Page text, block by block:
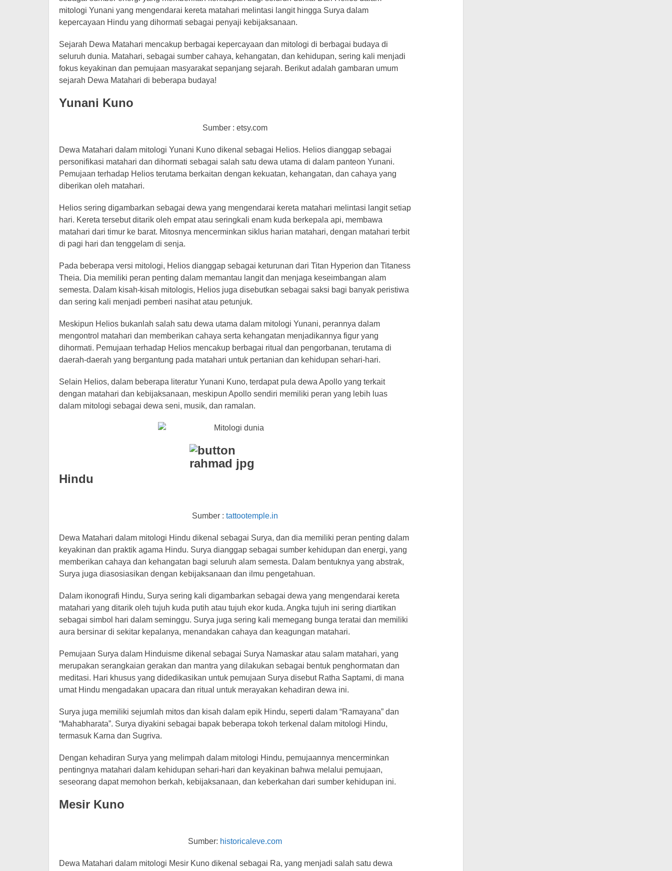
mitologi Yunani yang mengendarai kereta matahari melintasi langit hingga Surya dalam
kepercayaan Hindu yang dihormati sebagai penyaji kebijaksanaan.
Sejarah Dewa Matahari mencakup berbagai kepercayaan dan mitologi di berbagai budaya di
seluruh dunia. Matahari, sebagai sumber cahaya, kehangatan, dan kehidupan, sering kali menjadi
fokus keyakinan dan pemujaan masyarakat sepanjang sejarah. Berikut adalah gambaran umum
sejarah Dewa Matahari di beberapa budaya!
Yunani Kuno
Sumber : etsy.com
Dewa Matahari dalam mitologi Yunani Kuno dikenal sebagai Helios. Helios dianggap sebagai
personifikasi matahari dan dihormati sebagai salah satu dewa utama di dalam panteon Yunani.
Pemujaan terhadap Helios terutama berkaitan dengan kekuatan, kehangatan, dan cahaya yang
diberikan oleh matahari.
Helios sering digambarkan sebagai dewa yang mengendarai kereta matahari melintasi langit setiap
hari. Kereta tersebut ditarik oleh empat atau seringkali enam kuda berkepala api, membawa
matahari dari timur ke barat. Mitosnya mencerminkan siklus harian matahari, dengan matahari terbit
di pagi hari dan tenggelam di senja.
Pada beberapa versi mitologi, Helios dianggap sebagai keturunan dari Titan Hyperion dan Titaness
Theia. Dia memiliki peran penting dalam memantau langit dan menjaga keseimbangan alam
semesta. Dalam kisah-kisah mitologis, Helios juga disebutkan sebagai saksi bagi banyak peristiwa
dan sering kali menjadi pemberi nasihat atau petunjuk.
Meskipun Helios bukanlah salah satu dewa utama dalam mitologi Yunani, perannya dalam
mengontrol matahari dan memberikan cahaya serta kehangatan menjadikannya figur yang
dihormati. Pemujaan terhadap Helios mencakup berbagai ritual dan pengorbanan, terutama di
daerah-daerah yang bergantung pada matahari untuk pertanian dan kehidupan sehari-hari.
Selain Helios, dalam beberapa literatur Yunani Kuno, terdapat pula dewa Apollo yang terkait
dengan matahari dan kebijaksanaan, meskipun Apollo sendiri memiliki peran yang lebih luas
dalam mitologi sebagai dewa seni, musik, dan ramalan.
Hindu
Sumber :tattootemple.in
Dewa Matahari dalam mitologi Hindu dikenal sebagai Surya, dan dia memiliki peran penting dalam
keyakinan dan praktik agama Hindu. Surya dianggap sebagai sumber kehidupan dan energi, yang
memberikan cahaya dan kehangatan bagi seluruh alam semesta. Dalam bentuknya yang abstrak,
Surya juga diasosiasikan dengan kebijaksanaan dan ilmu pengetahuan.
Dalam ikonografi Hindu, Surya sering kali digambarkan sebagai dewa yang mengendarai kereta
matahari yang ditarik oleh tujuh kuda putih atau tujuh ekor kuda. Angka tujuh ini sering diartikan
sebagai simbol hari dalam seminggu. Surya juga sering kali memegang bunga teratai dan memiliki
aura bersinar di sekitar kepalanya, menandakan cahaya dan keagungan matahari.
Pemujaan Surya dalam Hinduisme dikenal sebagai Surya Namaskar atau salam matahari, yang
merupakan serangkaian gerakan dan mantra yang dilakukan sebagai bentuk penghormatan dan
meditasi. Hari khusus yang didedikasikan untuk pemujaan Surya disebut Ratha Saptami, di mana
umat Hindu mengadakan upacara dan ritual untuk merayakan kehadiran dewa ini.
Surya juga memiliki sejumlah mitos dan kisah dalam epik Hindu, seperti dalam “Ramayana” dan
“Mahabharata”. Surya diyakini sebagai bapak beberapa tokoh terkenal dalam mitologi Hindu,
termasuk Karna dan Sugriva.
Dengan kehadiran Surya yang melimpah dalam mitologi Hindu, pemujaannya mencerminkan
pentingnya matahari dalam kehidupan sehari-hari dan keyakinan bahwa melalui pemujaan,
seseorang dapat memohon berkah, kebijaksanaan, dan keberkahan dari sumber kehidupan ini.
Mesir Kuno
Sumber: historicaleve.com
Dewa Matahari dalam mitologi Mesir Kuno dikenal sebagai Ra, yang menjadi salah satu dewa